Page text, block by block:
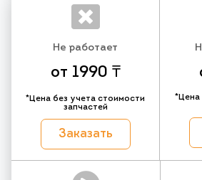
Не работает
от 1990 ₸
*Цена без учета стоимости
запчастей
Заказать
*Цена